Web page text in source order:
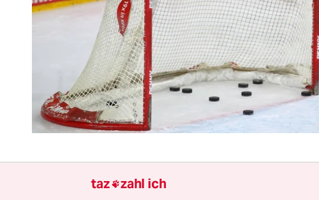
hierzulande kaum über den internationalen
taz zahl ich